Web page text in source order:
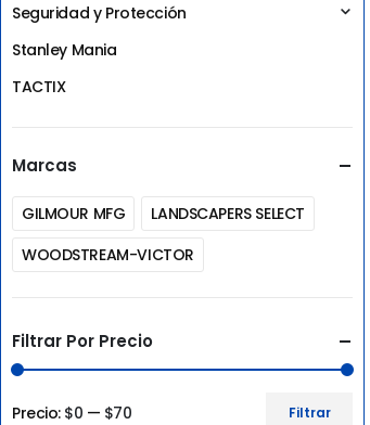
Seguridad y Protección
Stanley Mania
TACTIX
Marcas
GILMOUR MFG
LANDSCAPERS SELECT
WOODSTREAM-VICTOR
Filtrar Por Precio
Filtrar
Precio: $0 — $70